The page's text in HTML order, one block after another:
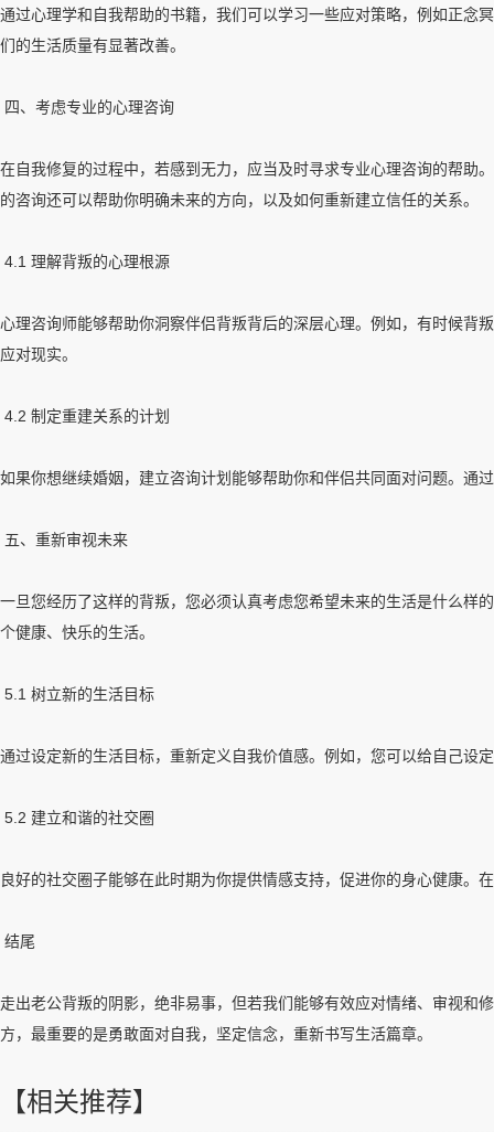
通过心理学和自我帮助的书籍，我们可以学习一些应对策略，例如正念
们的生活质量有显著改善。
四、考虑专业的心理咨询
在自我修复的过程中，若感到无力，应当及时寻求专业心理咨询的帮助
的咨询还可以帮助你明确未来的方向，以及如何重新建立信任的关系。
4.1 理解背叛的心理根源
心理咨询师能够帮助你洞察伴侣背叛背后的深层心理。例如，有时候背
应对现实。
4.2 制定重建关系的计划
如果你想继续婚姻，建立咨询计划能够帮助你和伴侣共同面对问题。通
五、重新审视未来
一旦您经历了这样的背叛，您必须认真考虑您希望未来的生活是什么样
个健康、快乐的生活。
5.1 树立新的生活目标
通过设定新的生活目标，重新定义自我价值感。例如，您可以给自己设
5.2 建立和谐的社交圈
良好的社交圈子能够在此时期为你提供情感支持，促进你的身心健康。
结尾
走出老公背叛的阴影，绝非易事，但若我们能够有效应对情绪、审视和
方，最重要的是勇敢面对自我，坚定信念，重新书写生活篇章。
【相关推荐】